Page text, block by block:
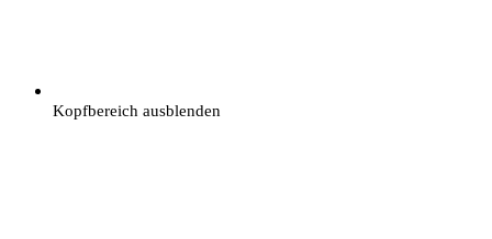
Kopfbereich ausblenden